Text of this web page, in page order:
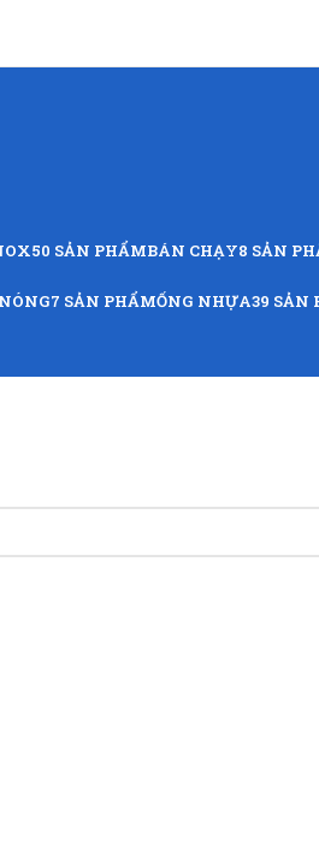
50 SẢN PHẨMBÁN CHẠY8 SẢN
7 SẢN PHẨMỐNG NHỰA39 SẢN